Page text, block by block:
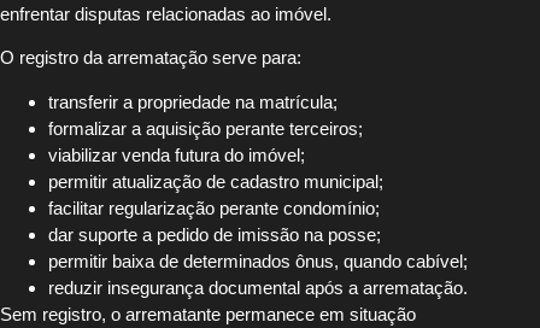
enfrentar disputas relacionadas ao imóvel.
O registro da arrematação serve para:
transferir a propriedade na matrícula;
formalizar a aquisição perante terceiros;
viabilizar venda futura do imóvel;
permitir atualização de cadastro municipal;
facilitar regularização perante condomínio;
dar suporte a pedido de imissão na posse;
permitir baixa de determinados ônus, quando cabível;
reduzir insegurança documental após a arrematação.
Sem registro, o arrematante permanece em situação